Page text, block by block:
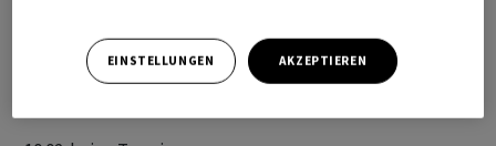
       Mobimo: Ergebnis 2023
       ZKB: Ergebnis 2023
EINSTELLUNGEN AKZEPTIEREN